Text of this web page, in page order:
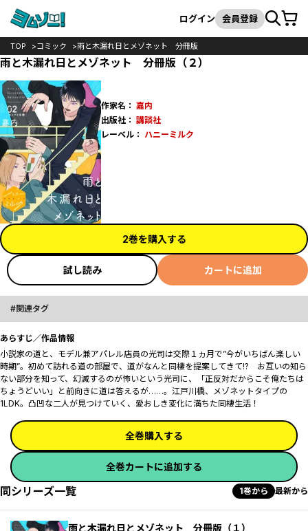
検索
ログイン 会員登録カート
TOP コミック 雨と木漏れ日とメゾネット 分冊版
雨と木漏れ日とメゾネット 分冊版（２）
作家名： 嘉内
出版社： 講談社
レーベル： ハニーミルク
2巻を購入する
試し読み カートに追加
関連タグ
あらすじ／作品情報
小説家の道と、モデル兼アパレル店員の光司は交際１ヵ月で”今がいちばん楽しい
時期”。初めて訪れる道の部屋で、道がなんと同棲を提案してきて――!? お互いの知ら
ない部分を知って、幻滅するのが怖いという光司に、「正反対だからこそ俺たちは
ちょうどいい」と前向きに道は答えるが……。江戸川橋、メゾネットタイプの
1LDK。凸凹な二人が見つけていく、愛おしき変化に満ちた同棲生活！
全巻購入する
全巻カートに追加する
同シリーズ一覧 1巻から 最新から
雨と木漏れ日とメゾネット 分冊版（１）